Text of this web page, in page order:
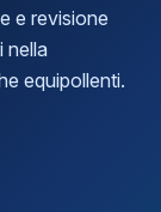
e revisione
nella
equipollenti.